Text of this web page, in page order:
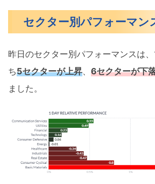
セクター別パフォーマン
昨日のセクター別パフォーマンスは、
ち5セクターが上昇、 6セクターが下
ました。